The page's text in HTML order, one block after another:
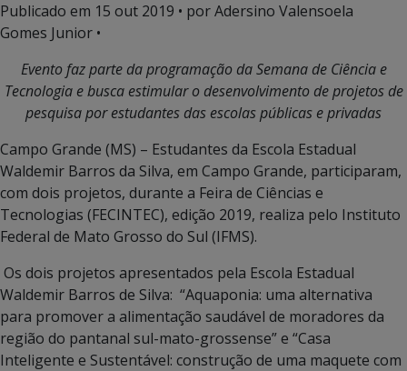
Publicado em 15 out 2019 • por Adersino Valensoela
Gomes Junior •
Evento faz parte da programação da Semana de Ciência e
Tecnologia e busca estimular o desenvolvimento de projetos de
pesquisa por estudantes das escolas públicas e privadas
Campo Grande (MS) – Estudantes da Escola Estadual
Waldemir Barros da Silva, em Campo Grande, participaram,
com dois projetos, durante a Feira de Ciências e
Tecnologias (FECINTEC), edição 2019, realiza pelo Instituto
Federal de Mato Grosso do Sul (IFMS).
Os dois projetos apresentados pela Escola Estadual
Waldemir Barros de Silva: “Aquaponia: uma alternativa
para promover a alimentação saudável de moradores da
região do pantanal sul-mato-grossense” e “Casa
Inteligente e Sustentável: construção de uma maquete com